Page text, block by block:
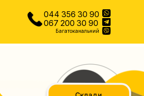
044 356 30 90
067 200 30 90
Багатоканальний